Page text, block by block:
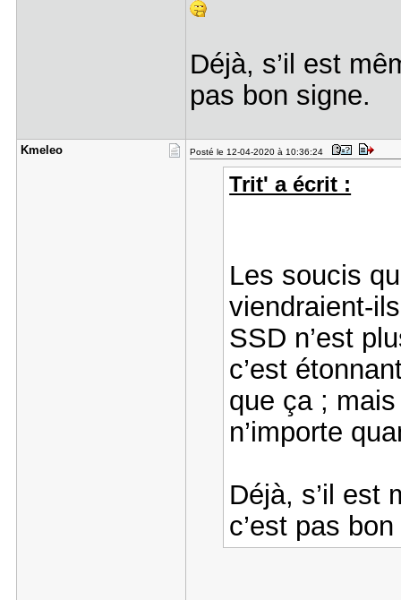
Déjà, s’il est
pas bon signe.
Kmeleo Posté le 12-04-2020 à 10:36:24
Trit' a écrit :
Les soucis
viendraient-
SSD n’est
c’est
que ça ;
n’importe
Déjà, s’il est
c’est pas